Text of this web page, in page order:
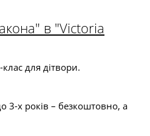
в "Victoria
для дітвори.
3-х років – безкоштовно, а